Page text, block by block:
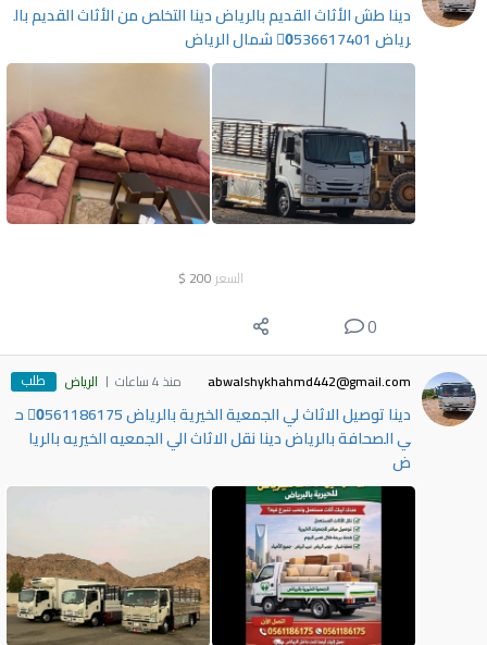
دينا طش الأثاث القديم بالرياض دينا التخلص من الأثاث القديم بال
رياض 0َ536617401 شمال الرياض
السعر 200
$
0
abwalshykhahmd442@gmail.com منذ 4 ساعات الرياض طلب
دينا توصيل الاثاث لي الجمعية الخيرية بالرياض 0َ561186175 ح
ي الصحافة بالرياض دينا نقل الاثاث الي الجمعيه الخيريه بالريا
ض